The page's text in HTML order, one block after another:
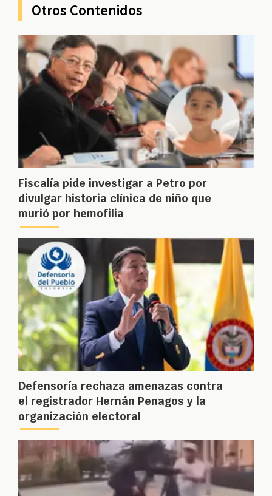
Otros Contenidos
Fiscalía pide investigar a Petro por
divulgar historia clínica de niño que
murió por hemofilia
Defensoría rechaza amenazas contra
el registrador Hernán Penagos y la
organización electoral